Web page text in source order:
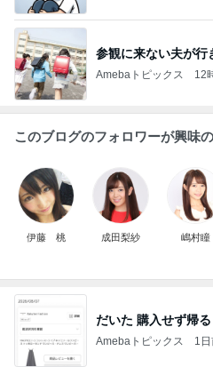
参観に来ない夫が行
Amebaトピックス 12
このブログのフォロワーが興味
伊藤 桃 成田梨紗 嶋村瞳
だいた 購入せず帰
Amebaトピックス 1